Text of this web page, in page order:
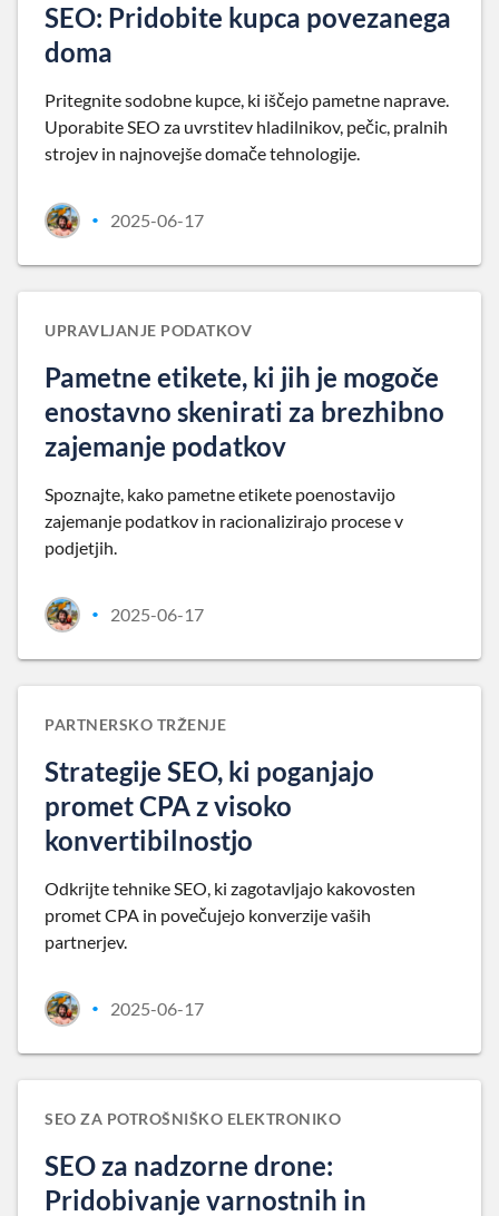
SEO: Pridobite kupca povezanega
doma
Pritegnite sodobne kupce, ki iščejo pametne naprave.
Uporabite SEO za uvrstitev hladilnikov, pečic, pralnih
strojev in najnovejše domače tehnologije.
• 2025-06-17
UPRAVLJANJE PODATKOV
Pametne etikete, ki jih je mogoče
enostavno skenirati za brezhibno
zajemanje podatkov
Spoznajte, kako pametne etikete poenostavijo
zajemanje podatkov in racionalizirajo procese v
podjetjih.
• 2025-06-17
PARTNERSKO TRŽENJE
Strategije SEO, ki poganjajo
promet CPA z visoko
konvertibilnostjo
Odkrijte tehnike SEO, ki zagotavljajo kakovosten
promet CPA in povečujejo konverzije vaših
partnerjev.
• 2025-06-17
SEO ZA POTROŠNIŠKO ELEKTRONIKO
SEO za nadzorne drone:
Pridobivanje varnostnih in